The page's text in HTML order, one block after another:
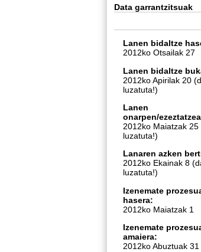
Data garrantzitsuak
Lanen bidaltze
2012ko Otsailak 27
Lanen bidaltze
2012ko Apirilak 20
luzatuta!)
Lanen
onarpen/
2012ko Maiatzak 25
luzatuta!)
Lanaren azken
2012ko Ekainak 8
luzatuta!)
Izenemate
hasera:
2012ko Maiatzak 1
Izenemate
amaiera:
2012ko Abuztuak 31